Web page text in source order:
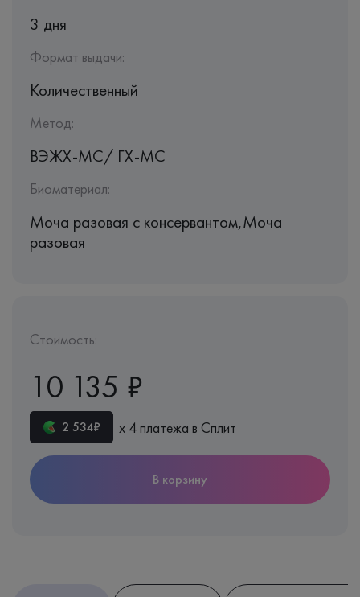
3 дня
Формат выдачи:
Количественный
Метод:
ВЭЖХ-МС/ ГХ-МС
Биоматериал:
Моча разовая с консервантом,Моча
разовая
Стоимость:
10 135 ₽
2 534₽ х 4 платежа в Сплит
В корзину